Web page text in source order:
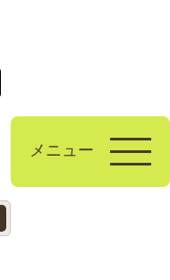
メニュー